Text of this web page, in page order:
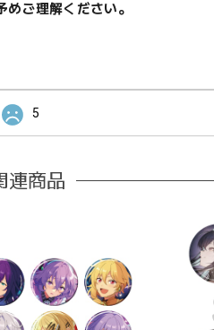
ご理解ください。
5
連商品